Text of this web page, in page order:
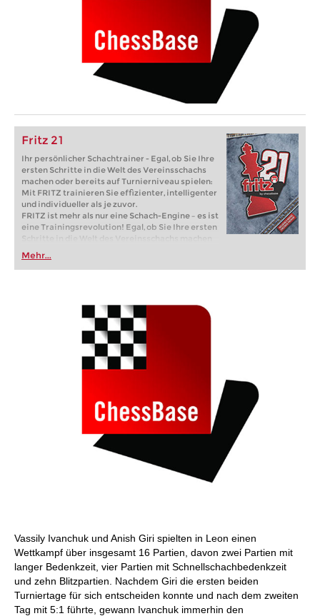
Fritz 21
Ihr persönlicher Schachtrainer - Egal, ob Sie Ihre
ersten Schritte in die Welt des Vereinsschachs
machen oder bereits auf Turnierniveau spielen:
Mit FRITZ trainieren Sie effizienter, intelligenter
und individueller als je zuvor.
FRITZ ist mehr als nur eine Schach-Engine – es ist
eine Trainingsrevolution! Egal, ob Sie Ihre ersten
Schritte in die Welt des Vereinsschachs machen
oder bereits auf Turnierniveau spielen: Mit
FRITZ trainieren Sie effizienter, intelligenter und
individueller als je zuvor.
Mehr...
Vassily Ivanchuk und Anish Giri spielten in Leon einen
Wettkampf über insgesamt 16 Partien, davon zwei Partien mit
langer Bedenkzeit, vier Partien mit Schnellschachbedenkzeit
und zehn Blitzpartien. Nachdem Giri die ersten beiden
Turniertage für sich entscheiden konnte und nach dem zweiten
Tag mit 5:1 führte, gewann Ivanchuk immerhin den